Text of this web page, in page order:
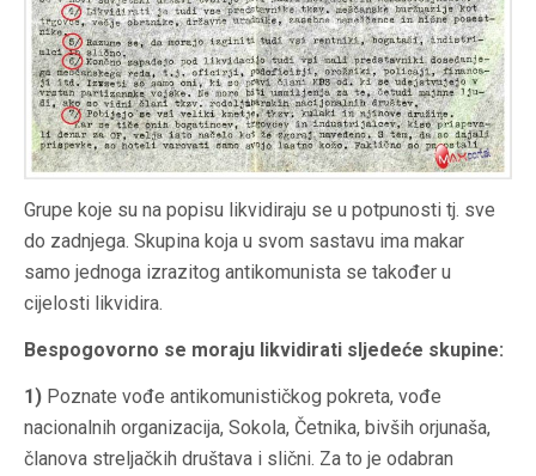
Grupe koje su na popisu likvidiraju se u potpunosti tj. sve
do zadnjega. Skupina koja u svom sastavu ima makar
samo jednoga izrazitog antikomunista se također u
cijelosti likvidira.
Bespogovorno se moraju likvidirati sljedeće skupine:
1) Poznate vođe antikomunističkog pokreta, vođe
nacionalnih organizacija, Sokola, Četnika, bivših orjunaša,
članova streljačkih društava i slični. Za to je odabran